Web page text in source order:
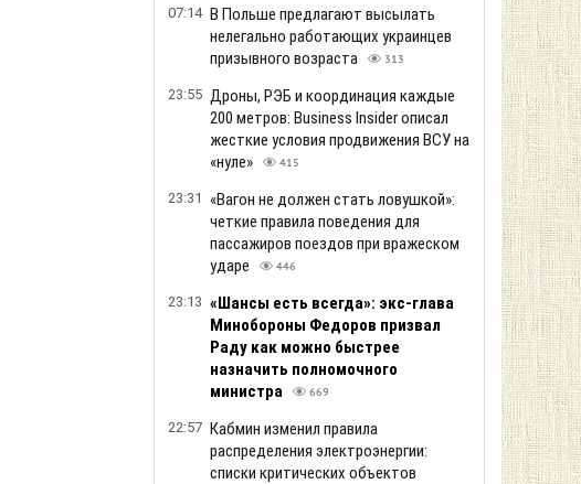
07:14 В Польше предлагают высылать
нелегально работающих украинцев
призывного возраста
313
23:55 Дроны, РЭБ и координация каждые
200 метров: Business Insider описал
жесткие условия продвижения ВСУ на
«нуле»
415
23:31
«Вагон не должен стать ловушкой»:
четкие правила поведения для
пассажиров поездов при вражеском
ударе
446
23:13 «Шансы есть всегда»: экс-глава
Минобороны Федоров призвал
Раду как можно быстрее
назначить полномочного
министра
669
22:57 Кабмин изменил правила
распределения электроэнергии:
списки критических объектов